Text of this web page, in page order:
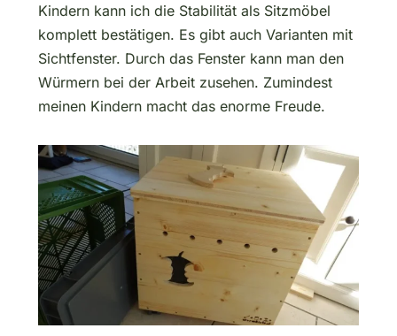
Kindern kann ich die Stabilität als Sitzmöbel
komplett bestätigen. Es gibt auch Varianten mit
Sichtfenster. Durch das Fenster kann man den
Würmern bei der Arbeit zusehen. Zumindest
meinen Kindern macht das enorme Freude.